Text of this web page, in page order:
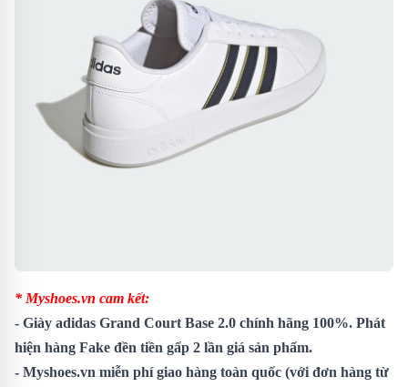
* Myshoes.vn cam kết:
- Giày adidas Grand Court Base 2.0 chính hãng 100%. Phát
hiện hàng Fake đền tiền gấp 2 lần giá sản phẩm.
- Myshoes.vn miễn phí giao hàng toàn quốc (với đơn hàng từ